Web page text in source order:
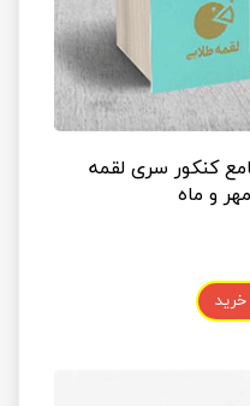
کنکور سری لقمه
و ماه